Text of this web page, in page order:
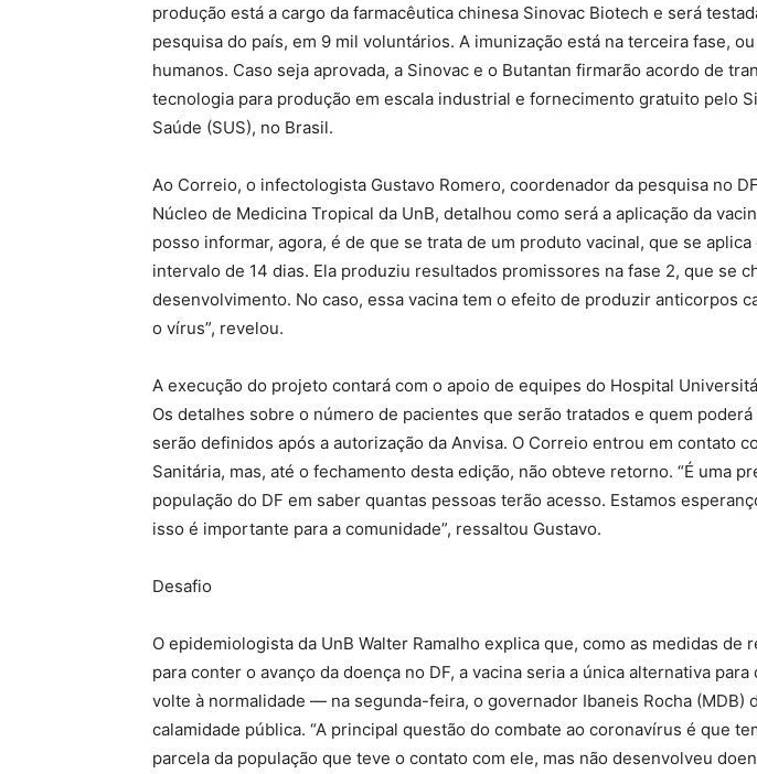
produção está a cargo da farmacêutica chinesa Sinovac Biotech e será
pesquisa do país, em 9 mil voluntários. A imunização está na terceira fase,
humanos. Caso seja aprovada, a Sinovac e o Butantan firmarão acordo de
tecnologia para produção em escala industrial e fornecimento gratuito pelo
Saúde (SUS), no Brasil.
Ao Correio, o infectologista Gustavo Romero, coordenador da pesquisa no
Núcleo de Medicina Tropical da UnB, detalhou como será a aplicação da
posso informar, agora, é de que se trata de um produto vacinal, que se
intervalo de 14 dias. Ela produziu resultados promissores na fase 2, que se
desenvolvimento. No caso, essa vacina tem o efeito de produzir anticorpos
o vírus”, revelou.
A execução do projeto contará com o apoio de equipes do Hospital
Os detalhes sobre o número de pacientes que serão tratados e quem
serão definidos após a autorização da Anvisa. O Correio entrou em contato
Sanitária, mas, até o fechamento desta edição, não obteve retorno. “É uma
população do DF em saber quantas pessoas terão acesso. Estamos
isso é importante para a comunidade”, ressaltou Gustavo.
Desafio
O epidemiologista da UnB Walter Ramalho explica que, como as medidas de
para conter o avanço da doença no DF, a vacina seria a única alternativa para
volte à normalidade — na segunda-feira, o governador Ibaneis Rocha (MDB)
calamidade pública. “A principal questão do combate ao coronavírus é que
parcela da população que teve o contato com ele, mas não desenvolveu